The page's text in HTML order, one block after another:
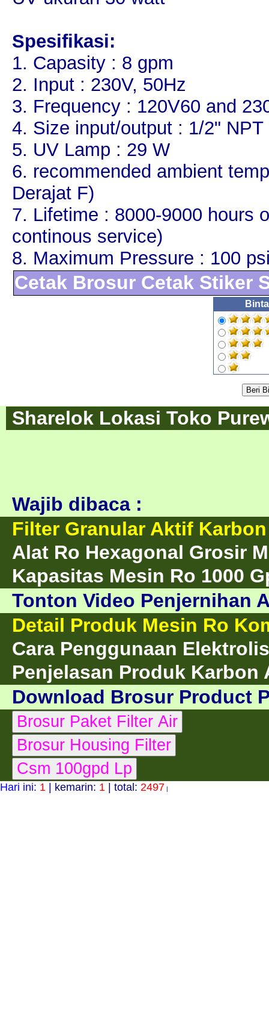
Spesifikasi:
1. Capasity : 8 gpm
2. Input : 230V, 50Hz
3. Frequency : 120V60 and
4. Size input/output : 1/2"
5. UV Lamp : 29 W
6. recommended ambient
Derajat F)
7. Lifetime : 8000-9000 hours
continous service)
8. Maximum Pressure : 100
Cetak Brosur Cetak Stiker
Sharelok Lokasi Toko
Wajib dibaca :
Filter Granular Aktif
Alat Ro Hexagonal Grosir
Kapasitas Mesin Ro 1000
Tonton Video Penjernihan
Detail Produk Mesin Ro
Cara Penggunaan
Penjelasan Produk Karbon
Download Brosur Product
Hari ini: 1 | kemarin: 1 | total: 2497 |